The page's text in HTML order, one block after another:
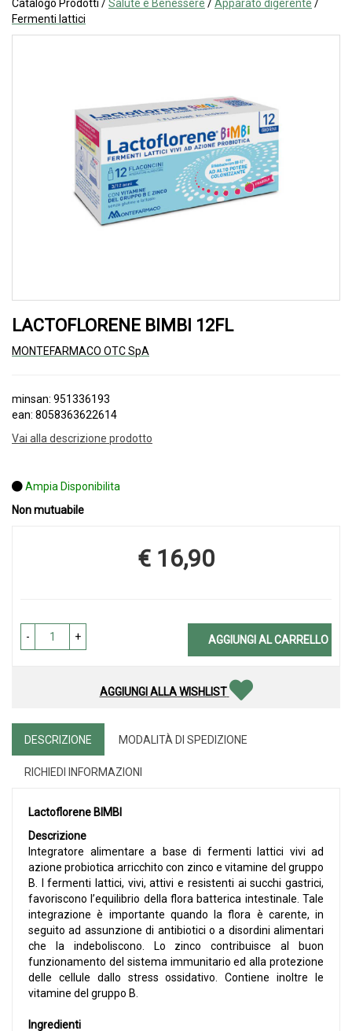
Catalogo Prodotti /Salute e Benessere /Apparato digerente /
Fermenti lattici
LACTOFLORENE BIMBI 12FL
MONTEFARMACO OTC SpA
minsan: 951336193
ean: 8058363622614
Vai alla descrizione prodotto
Ampia Disponibilita
Non mutuabile
Prezzo
€ 16,90
- + AGGIUNGI AL CARRELLO
AGGIUNGI ALLA WISHLIST
DESCRIZIONE MODALITÀ DI SPEDIZIONE
RICHIEDI INFORMAZIONI
Lactoflorene BIMBI
Descrizione
Integratore alimentare a base di fermenti lattici vivi ad
azione probiotica arricchito con zinco e vitamine del gruppo
B. I fermenti lattici, vivi, attivi e resistenti ai succhi gastrici,
favoriscono l’equilibrio della flora batterica intestinale. Tale
integrazione è importante quando la flora è carente, in
seguito ad assunzione di antibiotici o a disordini alimentari
che la indeboliscono. Lo zinco contribuisce al buon
funzionamento del sistema immunitario ed alla protezione
delle cellule dallo stress ossidativo. Contiene inoltre le
vitamine del gruppo B.
Ingredienti